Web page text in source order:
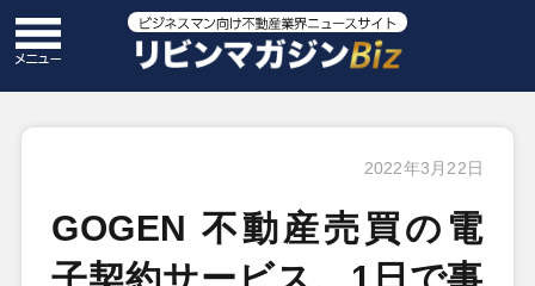
2022年3月22日
GOGEN 不動産売買の電